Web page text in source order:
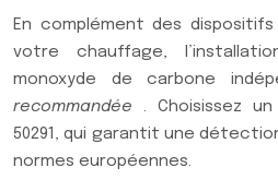
En complément des
votre chauffage,
monoxyde de carbone
recommandée . Choisissez
50291, qui garantit une
normes européennes.